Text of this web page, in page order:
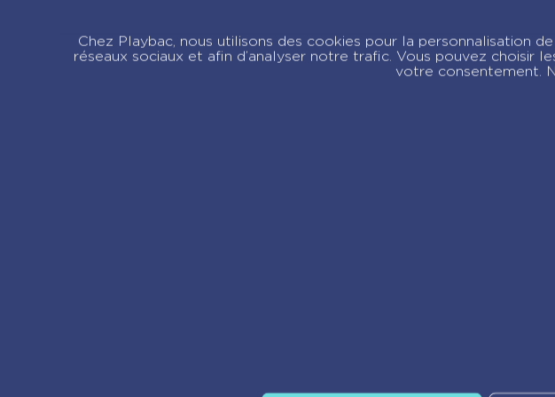
Chez Playbac, nous utilisons des cookies pour la personnalisation
réseaux sociaux et afin d’analyser notre trafic. Vous pouvez
votre consentement.